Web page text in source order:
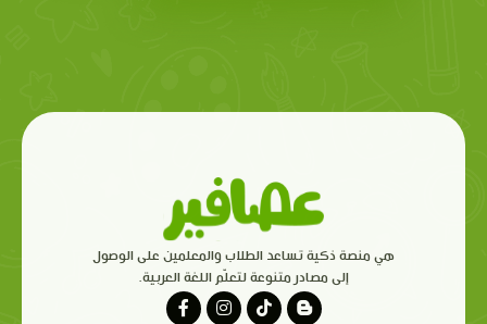
هي منصة ذكية تساعد الطلاب والمعلمين على الوصول
إلى مصادر متنوعة لتعلّم اللغة العربية.